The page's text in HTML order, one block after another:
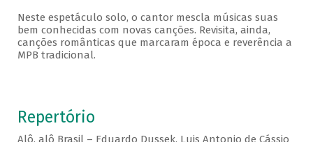
Neste espetáculo solo, o cantor mescla músicas suas
bem conhecidas com novas canções. Revisita, ainda,
canções românticas que marcaram época e reverência a
MPB tradicional.
Repertório